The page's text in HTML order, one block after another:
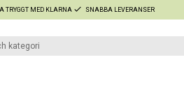
TRYGGT MED KLARNA SNABBA LEVERANSER